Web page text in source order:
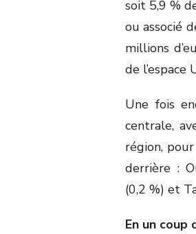
soit 5,9 %
ou associé
millions
de l’espace
Une fois
centrale,
région,
derrière :
(0,2 %) et
En un coup